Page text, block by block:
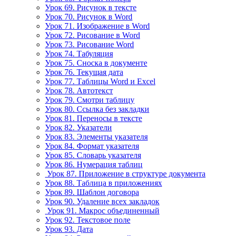
Урок 69. Рисунок в тексте
Урок 70. Рисунок в Word
Урок 71. Изображение в Word
Урок 72. Рисование в Word
Урок 73. Рисование Word
Урок 74. Табуляция
Урок 75. Сноска в документе
Урок 76. Текущая дата
Урок 77. Таблицы Word и Excel
Урок 78. Автотекст
Урок 79. Смотри таблицу
Урок 80. Ссылка без закладки
Урок 81. Переносы в тексте
Урок 82. Указатели
Урок 83. Элементы указателя
Урок 84. Формат указателя
Урок 85. Словарь указателя
Урок 86. Нумерация таблиц
Урок 87. Приложение в структуре документа
Урок 88. Таблица в приложениях
Урок 89. Шаблон договора
Урок 90. Удаление всех закладок
Урок 91. Макрос объединенный
Урок 92. Текстовое поле
Урок 93. Дата